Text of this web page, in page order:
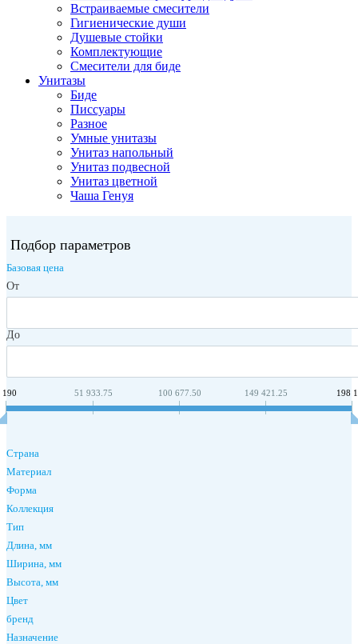
Встраиваемые смесители
Гигиенические души
Душевые стойки
Комплектующие
Смесители для биде
Унитазы
Биде
Писсуары
Разное
Умные унитазы
Унитаз напольный
Унитаз подвесной
Унитаз цветной
Чаша Генуя
Подбор параметров
Базовая цена
От
До
190 51 933.75 100 677.50 149 421.25 198
Страна
Материал
Форма
Коллекция
Тип
Длина, мм
Ширина, мм
Высота, мм
Цвет
бренд
Назначение